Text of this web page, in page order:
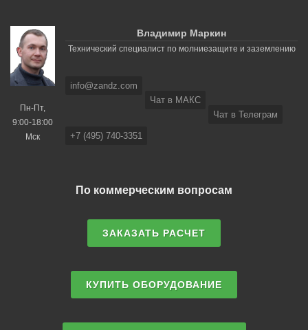
Пн-Пт,
9:00-18:00
Мск
Владимир Маркин
Технический специалист по молниезащите и заземлению
info@zandz.com
Чат в МАКС
Чат в Телеграм
+7 (495) 740-3351
По коммерческим вопросам
ЗАКАЗАТЬ РАСЧЕТ
КУПИТЬ ОБОРУДОВАНИЕ